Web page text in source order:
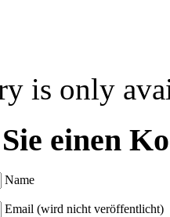
is only
einen
Name
Email (wird nicht veröffentlicht)